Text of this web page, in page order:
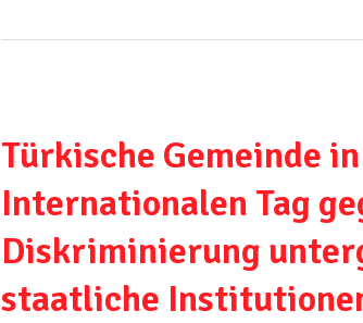
Türkische Gemeinde
Internationalen Tag
Diskriminierung
staatliche